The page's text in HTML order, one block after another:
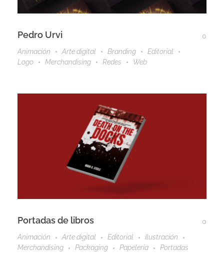
Pedro Urvi
0
Animación
Arte digital Branding
Editorial
Logo
Merchandising Redes Web
Portadas de libros
0
Animación
Arte digital Editorial
Ilustración
Merchandising
Packaging Papelería Portadas